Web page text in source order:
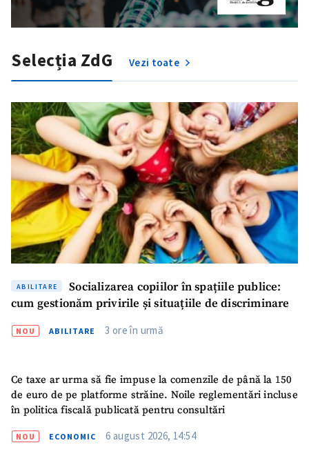
Selecția ZdG Vezi toate
ABILITARE
Socializarea copiilor în spațiile publice:
cum gestionăm privirile și situațiile de discriminare
NOU ABILITARE 3 ore în urmă
Ce taxe ar urma să fie impuse la comenzile de până la 150
de euro de pe platforme străine. Noile reglementări incluse
în politica fiscală publicată pentru consultări
NOU ECONOMIC 6 august 2026, 14:54